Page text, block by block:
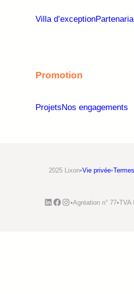
Villa d’exception
Promotion
ProjetsNos engagements
2025 Lixon•Vie privée•
LinkedIn
Facebook
Instagram
•Agréation n° 77•TVA